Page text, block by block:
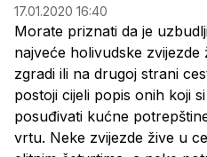
17.01.2020 16:40
Morate priznati da je
najveće holivudske
zgradi ili na drugoj strani
postoji cijeli popis onih koji
posuđivati kućne
vrtu. Neke zvijezde žive u